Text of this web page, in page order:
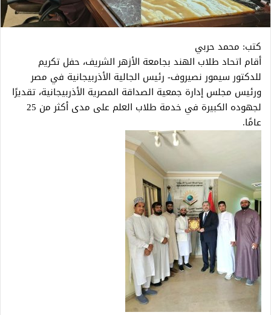
كتب: محمد حربي
أقام اتحاد طلاب الهند بجامعة الأزهر الشريف، حفل تكريم
للدكتور سيمور نصيروف- رئيس الجالية الأذربيجانية في مصر
ورئيس مجلس إدارة جمعية الصداقة المصرية الأذربيجانية، تقديرًا
لجهوده الكبيرة في خدمة طلاب العلم على مدى أكثر من 25
عامًا.